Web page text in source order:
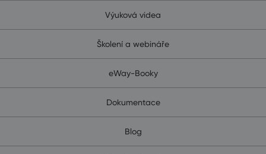
Výuková videa
Školení a webináře
eWay-Booky
Dokumentace
Blog